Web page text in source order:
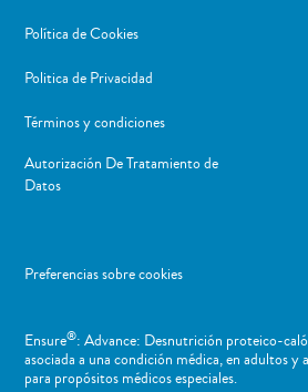
Política de Cookies
Politica de Privacidad
Términos y condiciones
Autorización De Tratamiento de
Datos
Preferencias sobre cookies
Ensure®: Advance: Desnutrición proteico-
asociada a una condición médica, en adultos
para propósitos médicos especiales.